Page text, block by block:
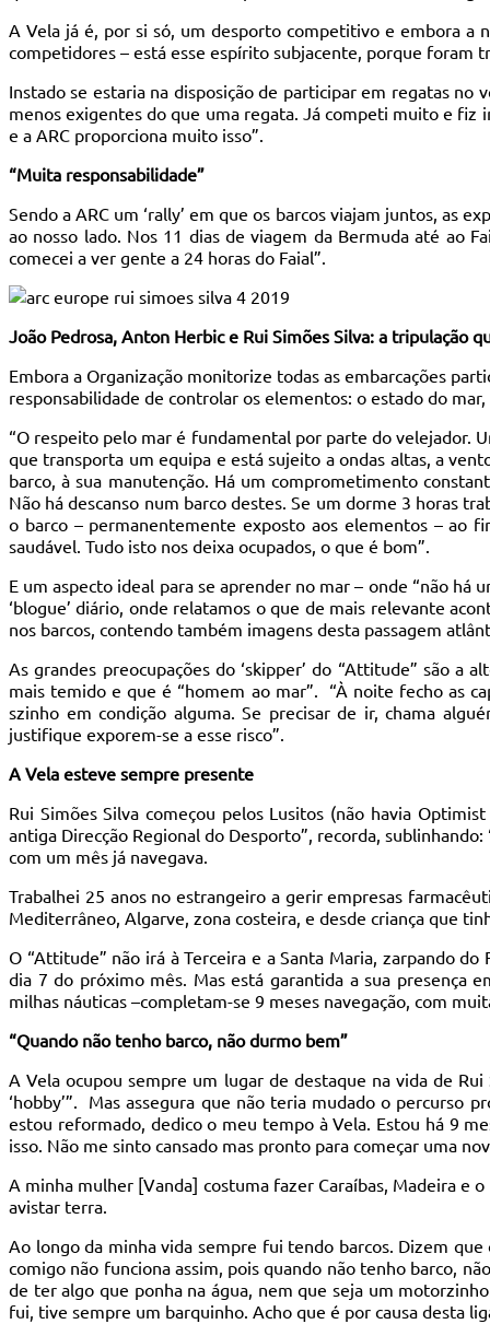
A Vela já é, por si só, um desporto competitivo e embora a
competidores – está esse espírito subjacente, porque foram
Instado se estaria na disposição de participar em regatas no
menos exigentes do que uma regata. Já competi muito e fiz
e a ARC proporciona muito isso”.
“Muita responsabilidade”
Sendo a ARC um ‘rally’ em que os barcos viajam juntos, as
ao nosso lado. Nos 11 dias de viagem da Bermuda até ao
comecei a ver gente a 24 horas do Faial”.
João Pedrosa, Anton Herbic e Rui Simões Silva: a tripulação
Embora a Organização monitorize todas as embarcações
responsabilidade de controlar os elementos: o estado do
“O respeito pelo mar é fundamental por parte do velejador.
que transporta um equipa e está sujeito a ondas altas, a
barco, à sua manutenção. Há um comprometimento
Não há descanso num barco destes. Se um dorme 3 horas
o barco – permanentemente exposto aos elementos – ao
saudável. Tudo isto nos deixa ocupados, o que é bom”.
E um aspecto ideal para se aprender no mar – onde “não há
‘blogue’ diário, onde relatamos o que de mais relevante
nos barcos, contendo também imagens desta passagem
As grandes preocupações do ‘skipper’ do “Attitude” são a
mais temido e que é “homem ao mar”. “À noite fecho as
szinho em condição alguma. Se precisar de ir, chama
justifique exporem-se a esse risco”.
A Vela esteve sempre presente
Rui Simões Silva começou pelos Lusitos (não havia
antiga Direcção Regional do Desporto”, recorda,
com um mês já navegava.
Trabalhei 25 anos no estrangeiro a gerir empresas
Mediterrâneo, Algarve, zona costeira, e desde criança que
O “Attitude” não irá à Terceira e a Santa Maria, zarpando
dia 7 do próximo mês. Mas está garantida a sua presença
milhas náuticas –completam-se 9 meses navegação, com
“Quando não tenho barco, não durmo bem”
A Vela ocupou sempre um lugar de destaque na vida de
‘hobby’”. Mas assegura que não teria mudado o percurso
estou reformado, dedico o meu tempo à Vela. Estou há 9
isso. Não me sinto cansado mas pronto para começar uma
A minha mulher [Vanda] costuma fazer Caraíbas, Madeira e
avistar terra.
Ao longo da minha vida sempre fui tendo barcos. Dizem
comigo não funciona assim, pois quando não tenho barco,
de ter algo que ponha na água, nem que seja um
fui, tive sempre um barquinho. Acho que é por causa